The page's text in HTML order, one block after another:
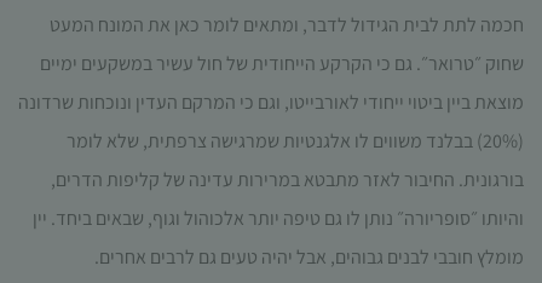
חכמה לתת לבית הגידול לדבר, ומתאים לומר כאן את המונח המעט
שחוק ״טרואר״. גם כי הקרקע הייחודית של חול עשיר במשקעים ימיים
מוצאת ביין ביטוי ייחודי לאורבייטו, וגם כי המרקם העדין ונוכחות שרדונה
(
20%) בבלנד משווים לו אלגנטיות שמרגישה צרפתית, שלא לומר
בורגונית. החיבור לאזר מתבטא במרירות עדינה של קליפות הדרים,
והיותו ״סופריורה״ נותן לו גם טיפה יותר אלכוהול וגוף, שבאים ביחד. יין
מומלץ חובבי לבנים גבוהים, אבל יהיה טעים גם לרבים אחרים.
Cookie
אלו, חלק
באתר
עשויות
על ידי